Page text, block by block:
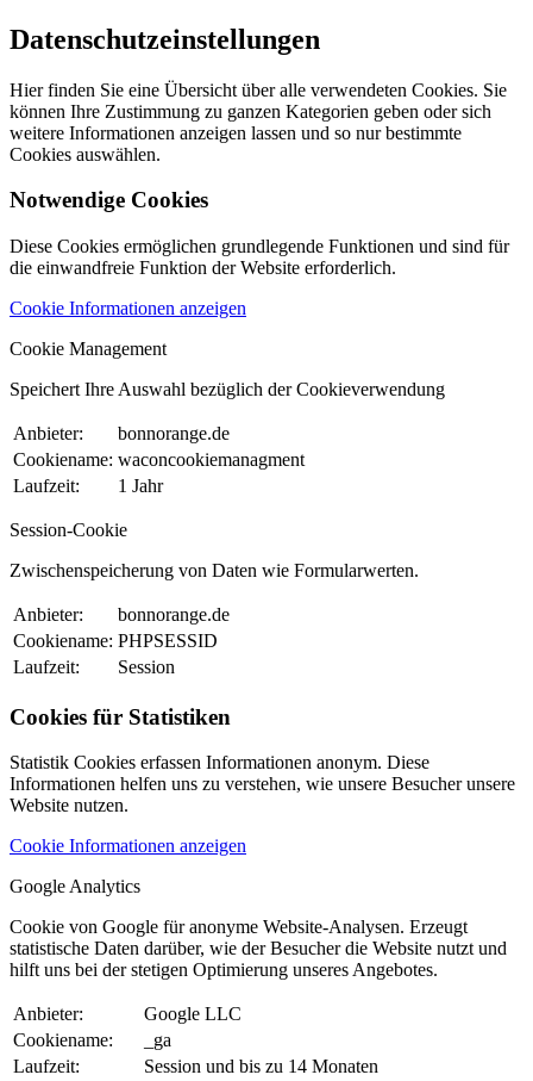
Datenschutzeinstellungen
Hier finden Sie eine Übersicht über alle verwendeten Cookies. Sie
können Ihre Zustimmung zu ganzen Kategorien geben oder sich
weitere Informationen anzeigen lassen und so nur bestimmte
Cookies auswählen.
Notwendige Cookies
Diese Cookies ermöglichen grundlegende Funktionen und sind für
die einwandfreie Funktion der Website erforderlich.
Cookie Informationen anzeigen
Cookie Management
Speichert Ihre Auswahl bezüglich der Cookieverwendung
Anbieter:
bonnorange.de
Cookiename: waconcookiemanagment
Laufzeit:
1 Jahr
Session-Cookie
Zwischenspeicherung von Daten wie Formularwerten.
Anbieter:
bonnorange.de
Cookiename: PHPSESSID
Laufzeit:
Session
Cookies für Statistiken
Statistik Cookies erfassen Informationen anonym. Diese
Informationen helfen uns zu verstehen, wie unsere Besucher unsere
Website nutzen.
Cookie Informationen anzeigen
Google Analytics
Cookie von Google für anonyme Website-Analysen. Erzeugt
statistische Daten darüber, wie der Besucher die Website nutzt und
hilft uns bei der stetigen Optimierung unseres Angebotes.
Anbieter:
Google LLC
Cookiename:
_ga
Laufzeit:
Session und bis zu 14 Monaten